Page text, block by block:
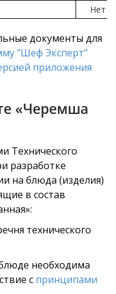
Нет
документы для
"Шеф Эксперт"
приложения
«Черемша
Технического
разработке
на блюда (изделия)
в состав
технического
необходима
с принципами